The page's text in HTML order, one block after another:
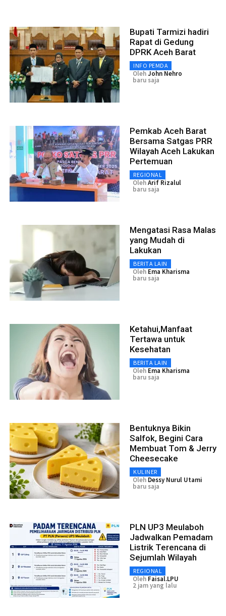
Bupati Tarmizi hadiri
Rapat di Gedung
DPRK Aceh Barat
INFO PEMDA
OlehJohn Nehro
baru saja
Pemkab Aceh Barat
Bersama Satgas PRR
Wilayah Aceh Lakukan
Pertemuan
REGIONAL
OlehArif Rizalul
baru saja
Mengatasi Rasa Malas
yang Mudah di
Lakukan
BERITA LAIN
Oleh Ema Kharisma
baru saja
Ketahui,Manfaat
Tertawa untuk
Kesehatan
BERITA LAIN
Oleh Ema Kharisma
baru saja
Bentuknya Bikin
Salfok, Begini Cara
Membuat Tom & Jerry
Cheesecake
KULINER
Oleh Dessy Nurul Utami
baru saja
PLN UP3 Meulaboh
Jadwalkan Pemadam
Listrik Terencana di
Sejumlah Wilayah
REGIONAL
Oleh Faisal.LPU
2 jam yang lalu